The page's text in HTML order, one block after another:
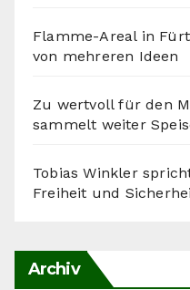
Flamme-Areal in
von mehreren Ideen
Zu wertvoll für den
sammelt weiter
Tobias Winkler
Freiheit und
Archiv